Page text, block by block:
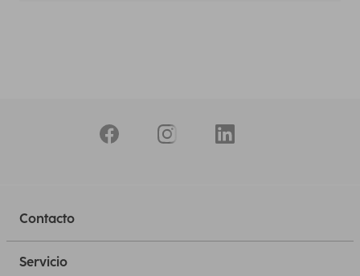
Contacto
Servicio